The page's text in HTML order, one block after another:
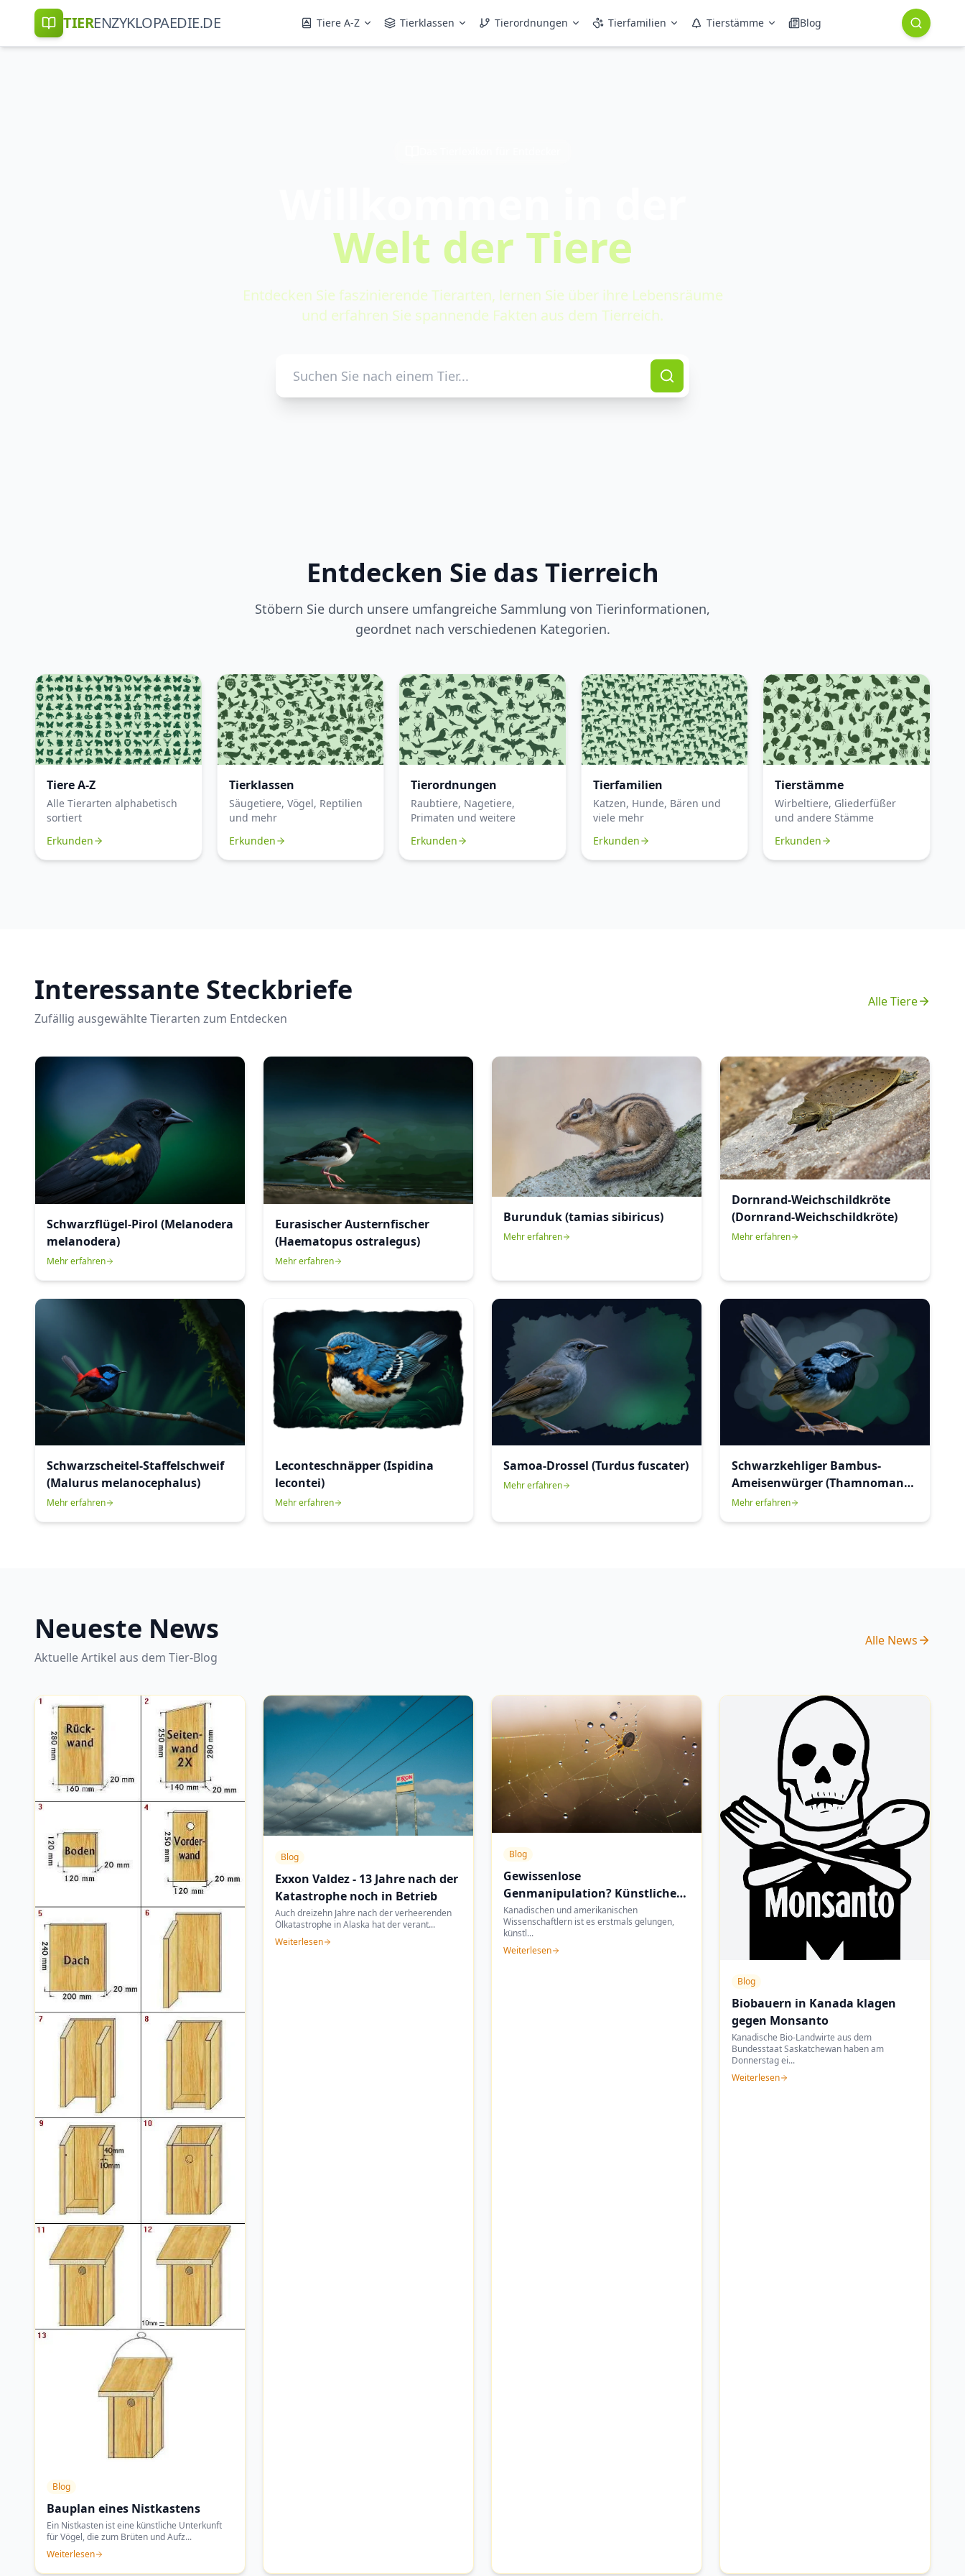
TIERENZYKLOPAEDIE.DE Tiere A-Z Tierklassen Tierordnungen Tierfamilien Tierstämme Blog
Welt der Tiere
Entdecken Sie faszinierende Tierarten, lernen Sie über ihre Lebensräume
und erfahren Sie spannende Fakten aus dem Tierreich.
Entdecken Sie das Tierreich
Stöbern Sie durch unsere umfangreiche Sammlung von Tierinformationen,
geordnet nach verschiedenen Kategorien.
Tiere A-Z
Alle Tierarten alphabetisch
sortiert
Erkunden
Tierklassen
Säugetiere, Vögel, Reptilien
und mehr
Erkunden
Tierordnungen
Raubtiere, Nagetiere,
Primaten und weitere
Erkunden
Tierfamilien
Katzen, Hunde, Bären und
viele mehr
Erkunden
Tierstämme
Wirbeltiere, Gliederfüßer
und andere Stämme
Erkunden
Interessante Steckbriefe
Zufällig ausgewählte Tierarten zum Entdecken
Alle Tiere
Schwarzflügel-Pirol (Melanodera
melanodera)
Mehr erfahren
Eurasischer Austernfischer
(Haematopus ostralegus)
Mehr erfahren
Burunduk (tamias sibiricus)
Mehr erfahren
Dornrand-Weichschildkröte
(Dornrand-Weichschildkröte)
Mehr erfahren
Schwarzscheitel-Staffelschweif
(Malurus melanocephalus)
Mehr erfahren
Leconteschnäpper (Ispidina
lecontei)
Mehr erfahren
Samoa-Drossel (Turdus fuscater)
Mehr erfahren
Schwarzkehliger Bambus-
Ameisenwürger (Thamnomanes
saturninus)
Mehr erfahren
Neueste News
Aktuelle Artikel aus dem Tier-Blog
Alle News
Blog
Bauplan eines Nistkastens
Ein Nistkasten ist eine künstliche Unterkunft
für Vögel, die zum Brüten und Aufz...
Weiterlesen
Blog
Exxon Valdez - 13 Jahre nach der
Katastrophe noch in Betrieb
Auch dreizehn Jahre nach der verheerenden
Ölkatastrophe in Alaska hat der verant...
Weiterlesen
Blog
Gewissenlose
Genmanipulation? Künstliche
Spinnseide hergestellt
Kanadischen und amerikanischen
Wissenschaftlern ist es erstmals gelungen,
künstl...
Weiterlesen
Blog
Biobauern in Kanada klagen
gegen Monsanto
Kanadische Bio-Landwirte aus dem
Bundesstaat Saskatchewan haben am
Donnerstag ei...
Weiterlesen